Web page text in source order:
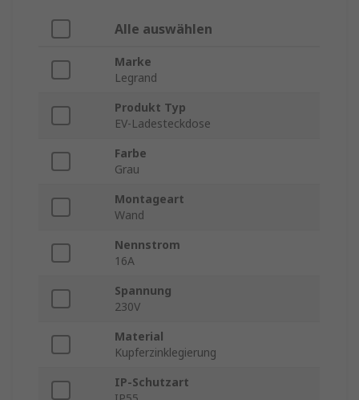
Alle auswählen
Marke
Legrand
Produkt Typ
EV-Ladesteckdose
Farbe
Grau
Montageart
Wand
Nennstrom
16A
Spannung
230V
Material
Kupferzinklegierung
IP-Schutzart